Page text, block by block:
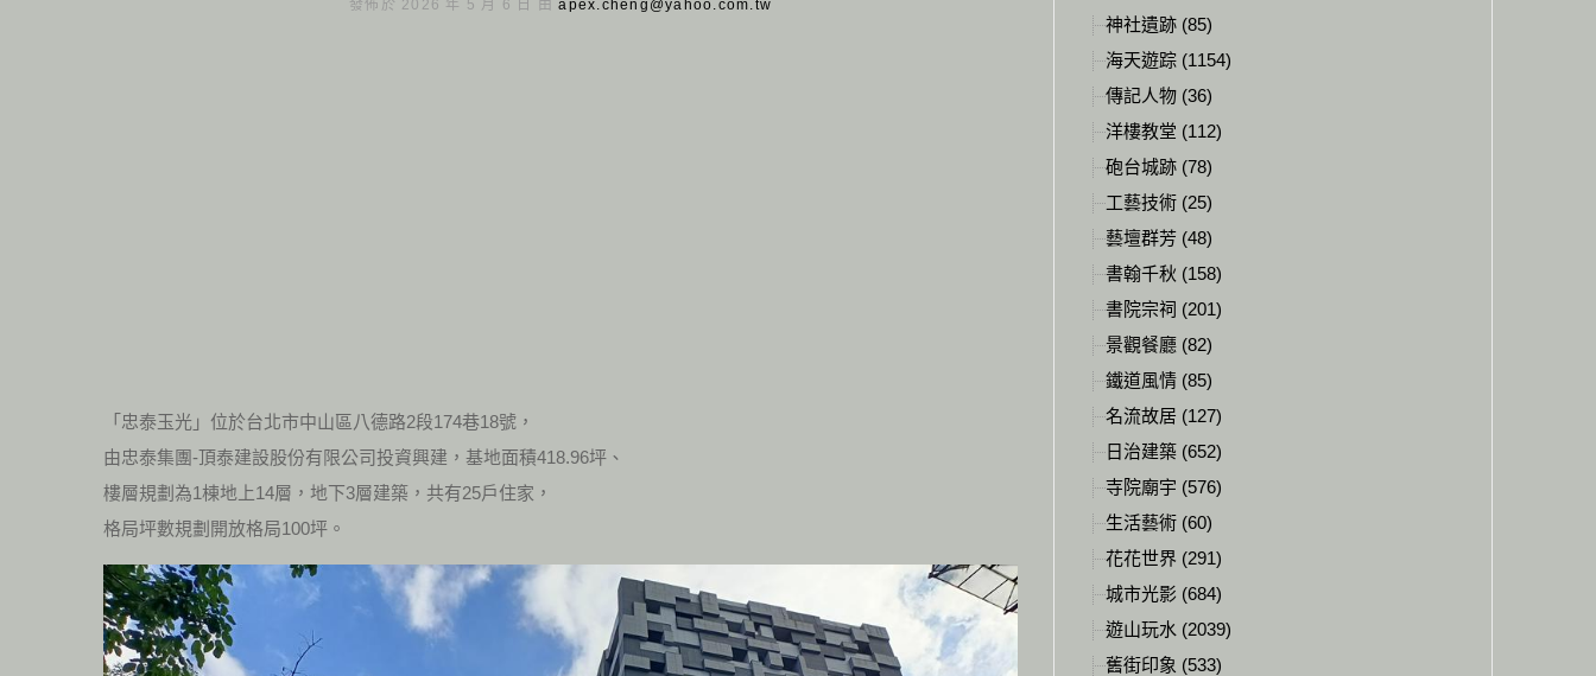
發佈於 2026 年 5 月 6 日 由apex.cheng@yahoo.com.tw
「忠泰玉光」位於台北市中山區八德路2段174巷18號，
由忠泰集團-頂泰建設股份有限公司投資興建，基地面積418.96坪、
樓層規劃為1棟地上14層，地下3層建築，共有25戶住家，
格局坪數規劃開放格局100坪。
神社遺跡 (85)
海天遊踪 (1154)
傳記人物 (36)
洋樓教堂 (112)
砲台城跡 (78)
工藝技術 (25)
藝壇群芳 (48)
書翰千秋 (158)
書院宗祠 (201)
景觀餐廳 (82)
鐵道風情 (85)
名流故居 (127)
日治建築 (652)
寺院廟宇 (576)
生活藝術 (60)
花花世界 (291)
城市光影 (684)
遊山玩水 (2039)
舊街印象 (533)